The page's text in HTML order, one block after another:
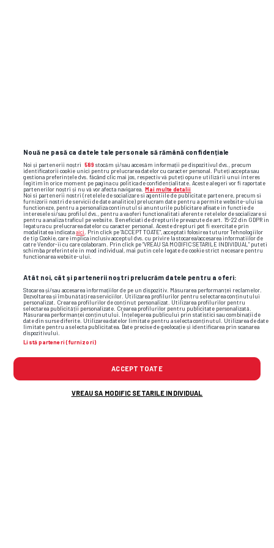
Foto44/44
Nouă ne pasă ca datele tale personale să rămână confidențiale
Noi și partenerii noștri 589 stocăm și/sau accesăm informații pe dispozitivul dvs., precum
identificatorii cookie unici pentru prelucrarea datelor cu caracter personal. Puteți accepta sau
gestiona preferințele dvs. făcând clic mai jos, respectiv vă puteți opune utilizării unui interes
legitim în orice moment pe pagina cu politica de confidențialitate. Aceste alegeri vor fi raportate
partenerilor noștri și nu vă vor afecta navigarea. Mai multe detalii
Noi si partenerii nostri (retelele de socializare si agentiile de publicitate partenere, precum si
furnizorii nostri de servicii de date analitice) prelucram date pentru a permite website-ului sa
functioneze, pentru a personaliza continutul si anunturile publicitare afisate in functie de
interesele si/sau profilul dvs., pentru a va oferi functionalitati aferente retelelor de socializare si
pentru a analiza traficul pe website. Beneficiati de drepturile prevazute de art. 15-22 din GDPR in
legatura cu prelucrarea datelor cu caracter personal. Aceste drepturi pot fi exercitate prin
modalitatea indicataaici
. Prin click pe “ACCEPT TOATE”, acceptati folosirea tuturor Tehnologiilor
de tip Cookie, care implica inclusiv acceptul dvs. cu privire la stocarea/accesarea informatiilor de
catre Vendor-ii cu care colaboram. Prin click pe “VREAU SA MODIFIC SETARILE INDIVIDUAL” puteti
schimba preferintele in mod individual, mai putin cele legate de cookie strict necesare pentru
functionarea website-ului.
Atât noi, cât și partenerii noștri prelucrăm datele pentru a oferi:
Stocarea și/sau accesarea informațiilor de pe un dispozitiv. Măsurarea performanței reclamelor.
Dezvoltarea și îmbunătățirea serviciilor. Utilizarea profilurilor pentru selectarea conținutului
personalizat. Crearea profilurilor de conținut personalizat. Utilizarea profilurilor pentru
selectarea publicității personalizate. Crearea profilurilor pentru publicitate personalizată.
Măsurarea performanței conținutului. Înțelegerea publicului prin statistici sau combinații de
date din surse diferite. Utilizarea datelor limitate pentru a selecta conținutul. Utilizarea de date
limitate pentru a selecta publicitatea. Date precise de geolocație și identificarea prin scanarea
dispozitivului.
Listă parteneri (furnizori)
ACCEPT TOATE
VREAU SA MODIFIC SETARILE INDIVIDUAL